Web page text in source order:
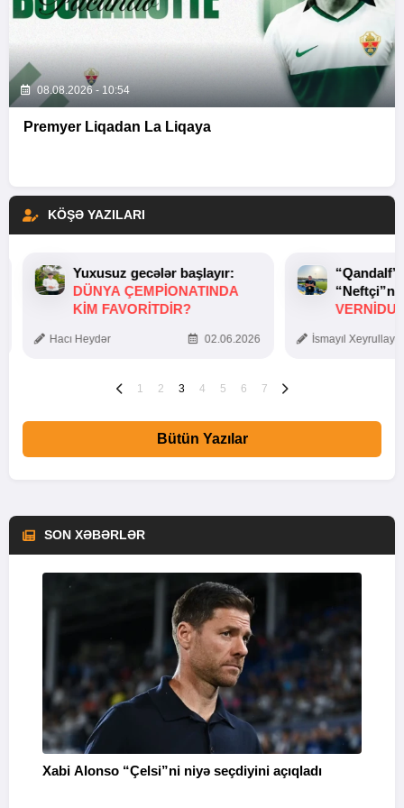
08.08.2026 - 10:54
Premyer Liqadan La Liqaya
KÖŞƏ YAZILARI
Yuxusuz gecələr başlayır:
DÜNYA ÇEMPIONATINDA
KIM FAVORITDIR?
Hacı Heydər 02.06.2026 İsmayıl
1 2 3 4 5 6 7
Bütün Yazılar
SON XƏBƏRLƏR
Xabi Alonso “Çelsi”ni niyə seçdiyini açıqladı